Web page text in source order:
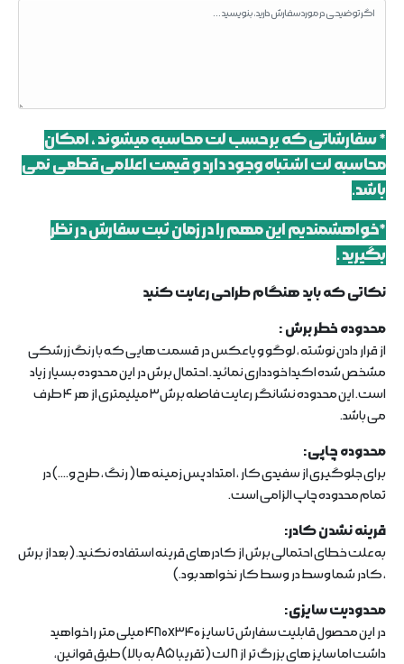
* سفارشاتی که بر حسب لت محاسبه میشوند ، امکان
محاسبه لت اشتباه وجود دارد و قیمت اعلامی قطعی نمی
باشد.
*خواهشمندیم این مهم را در زمان ثبت سفارش در نظر
بگیرید .
نکاتی که باید هنگام طراحی رعایت کنید
محدوده خطر برش :
از قرار دادن نوشته ، لوگو و یا عکس در قسمت هایی که با رنگ زرشکی
مشخص شده اکیدا خودداری نمائید . احتمال برش در این محدوده بسیار زیاد
است. این محدوده نشانگر رعایت فاصله برش3 میلیمتری از هر 4 طرف
می باشد.
محدوده چاپی:
برای جلوگیری از سفیدی کار ، امتداد پس زمینه ها ( رنگ ، طرح و....) در
تمام محدوده چاپ الزامی است.
قرینه نشدن کادر:
به علت خطای احتمالی برش از کادرهای قرینه استفاده نکنید. (بعد از برش
، کادر شما وسط در وسط کار نخواهد بود.)
محدودیت سایزی:
در این محصول قابلیت سفارش تا سایز 480x340 میلی متر را خواهید
داشت اما سایز های بزرگ تر از 8 لت (تقریبا A5 به بالا) طبق قوانین،